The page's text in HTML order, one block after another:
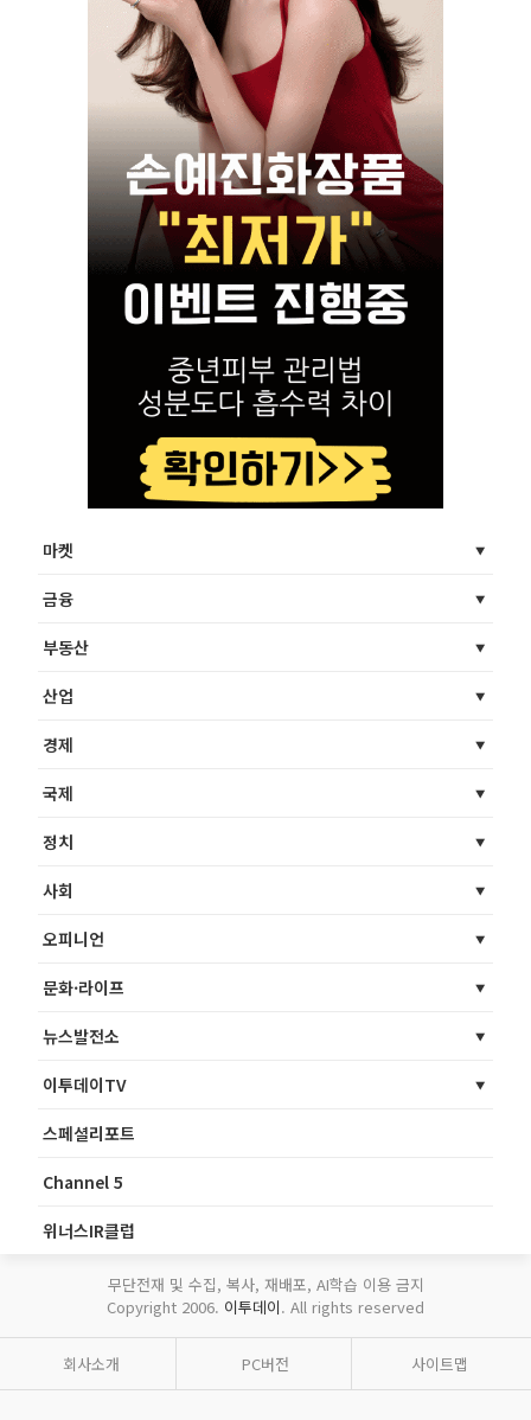
마켓
금융
부동산
산업
경제
국제
정치
사회
오피니언
문화·라이프
뉴스발전소
이투데이TV
스페셜리포트
Channel 5
위너스IR클럽
무단전재 및 수집, 복사, 재배포, AI학습 이용 금지
Copyright 2006. 이투데이. All rights reserved
회사소개 PC버전 사이트맵